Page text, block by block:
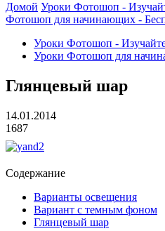
Домой Уроки Фотошоп -
Фотошоп для начинающих -
Уроки Фотошоп -
Уроки Фотошоп для
Глянцевый шар
14.01.2014
1687
Содержание
Варианты освещения
Вариант с темным фоном
Глянцевый шар